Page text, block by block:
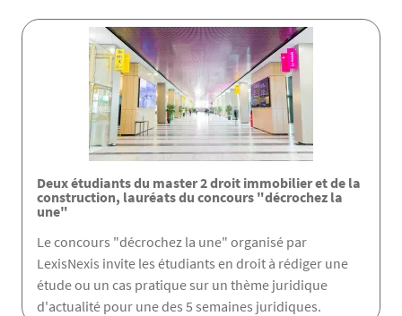
Deux étudiants du master 2 droit immobilier et de la
construction, lauréats du concours "décrochez la
une"
Le concours "décrochez la une" organisé par
LexisNexis invite les étudiants en droit à rédiger une
étude ou un cas pratique sur un thème juridique
d'actualité pour une des 5 semaines juridiques.